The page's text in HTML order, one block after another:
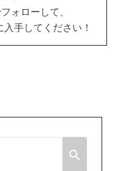
ォローして、
手してください！